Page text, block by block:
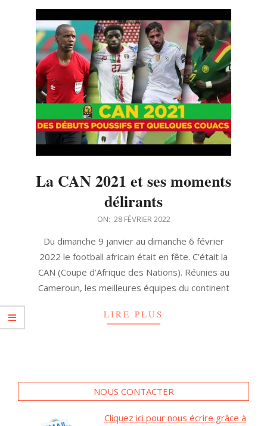
La CAN 2021 et ses moments
délirants
ON: 28 FÉVRIER 2022
Du dimanche 9 janvier au dimanche 6 février
2022 le football africain était en fête. C’était la
CAN (Coupe d’Afrique des Nations). Réunies au
Cameroun, les meilleures équipes du continent
LIRE PLUS
NOUS CONTACTER
Cliquez ici pour nous écrire grâce à